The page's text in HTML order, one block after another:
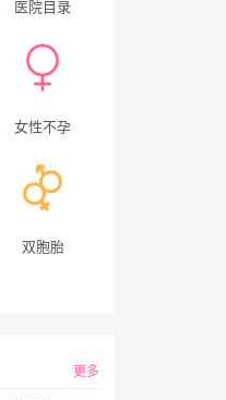
医院目录
女性不孕
双胞胎
更多